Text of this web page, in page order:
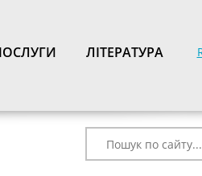
ЛІТЕРАТУРА